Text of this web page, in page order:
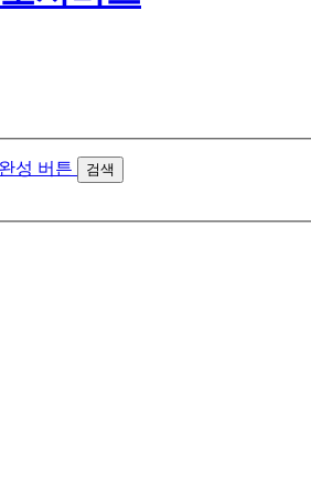
검색